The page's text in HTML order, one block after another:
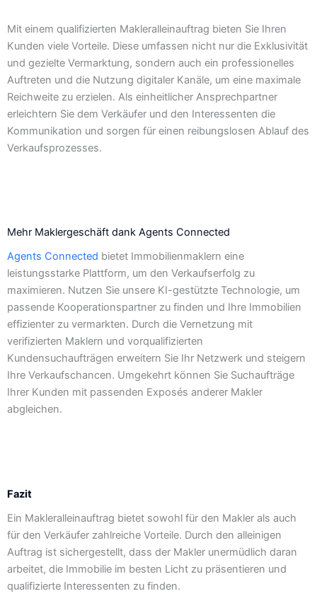
Mit einem qualifizierten Makleralleinauftrag bieten Sie Ihren
Kunden viele Vorteile. Diese umfassen nicht nur die Exklusivität
und gezielte Vermarktung, sondern auch ein professionelles
Auftreten und die Nutzung digitaler Kanäle, um eine maximale
Reichweite zu erzielen. Als einheitlicher Ansprechpartner
erleichtern Sie dem Verkäufer und den Interessenten die
Kommunikation und sorgen für einen reibungslosen Ablauf des
Verkaufsprozesses.
Mehr Maklergeschäft dank Agents Connected
Agents Connected bietet Immobilienmaklern eine
leistungsstarke Plattform, um den Verkaufserfolg zu
maximieren. Nutzen Sie unsere KI-gestützte Technologie, um
passende Kooperationspartner zu finden und Ihre Immobilien
effizienter zu vermarkten. Durch die Vernetzung mit
verifizierten Maklern und vorqualifizierten
Kundensuchaufträgen erweitern Sie Ihr Netzwerk und steigern
Ihre Verkaufschancen. Umgekehrt können Sie Suchaufträge
Ihrer Kunden mit passenden Exposés anderer Makler
abgleichen.
Fazit
Ein Makleralleinauftrag bietet sowohl für den Makler als auch
für den Verkäufer zahlreiche Vorteile. Durch den alleinigen
Auftrag ist sichergestellt, dass der Makler unermüdlich daran
arbeitet, die Immobilie im besten Licht zu präsentieren und
qualifizierte Interessenten zu finden.